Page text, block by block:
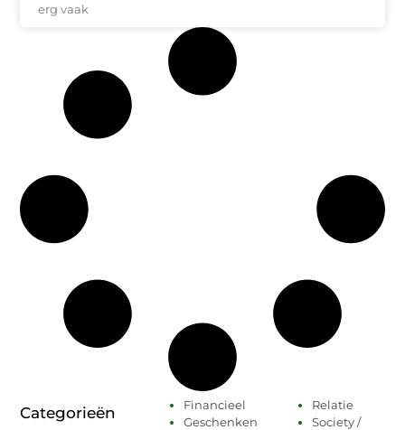
erg vaak
Categorieën
Financieel
Geschenken
Relatie
Society /